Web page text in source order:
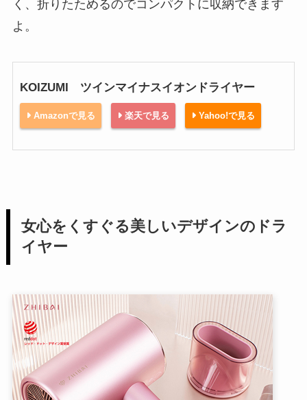
く、折りたためるのでコンパクトに収納できます
よ。
KOIZUMI ツインマイナスイオンドライヤー
Amazonで見る 楽天で見る Yahoo!で見る
女心をくすぐる美しいデザインのドラ
イヤー